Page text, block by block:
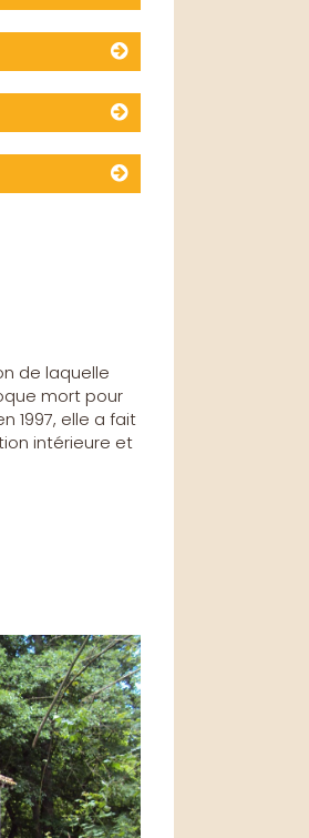
de laquelle
mort pour
1997, elle a fait
intérieure et